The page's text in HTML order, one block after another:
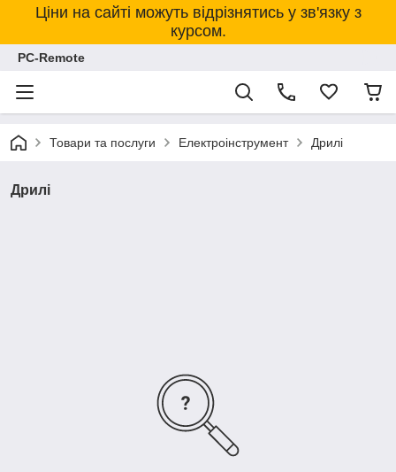
Ціни на сайті можуть відрізнятись у зв'язку з
курсом.
PC-Remote
Товари та послуги Електроінструмент Дрилі
Дрилі